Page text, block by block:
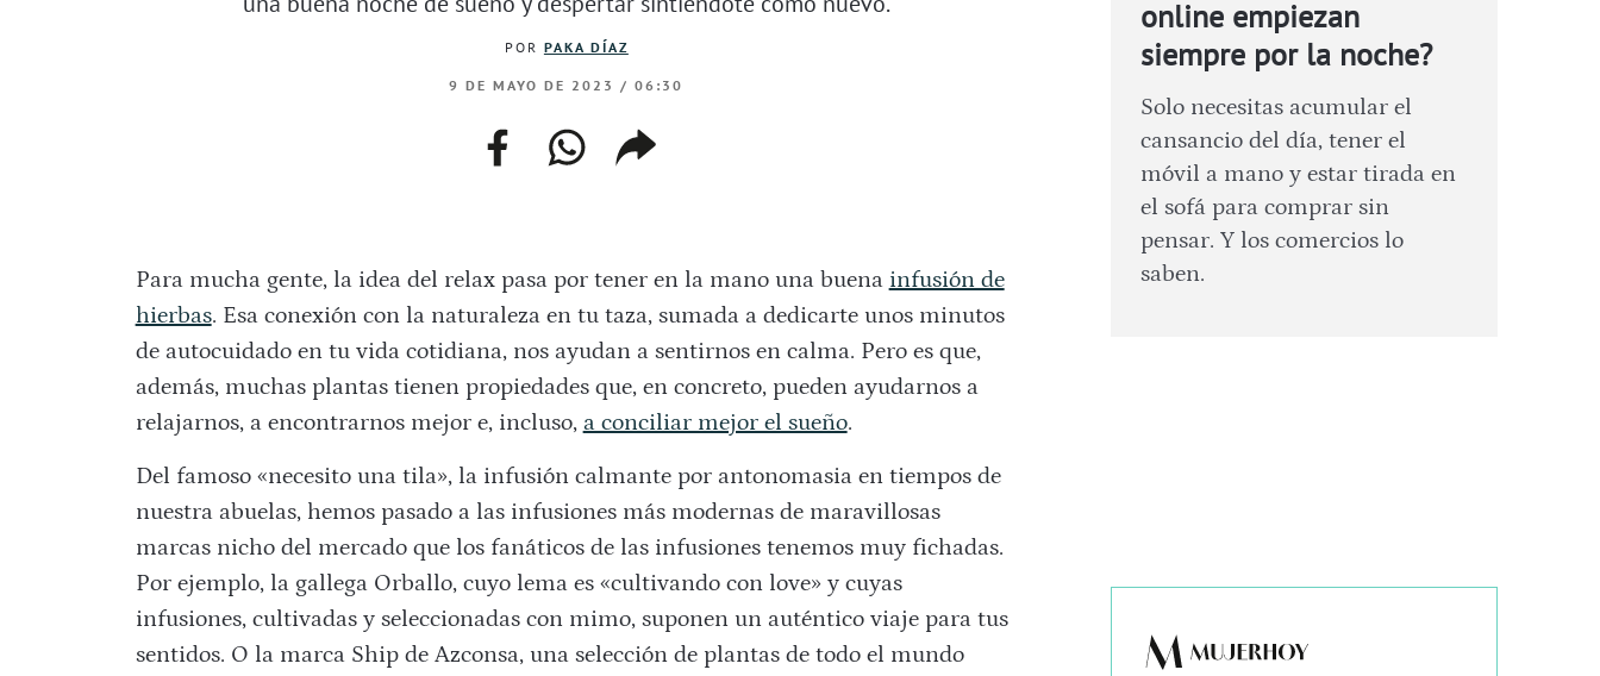
POR PAKA DÍAZ
9 DE MAYO DE 2023 / 06:30
facebookwhatsapp
web
copiar
enlace
Para mucha gente, la idea del relax pasa por tener en la mano una buena infusión de
hierbas. Esa conexión con la naturaleza en tu taza, sumada a dedicarte unos minutos
de autocuidado en tu vida cotidiana, nos ayudan a sentirnos en calma. Pero es que,
además, muchas plantas tienen propiedades que, en concreto, pueden ayudarnos a
relajarnos, a encontrarnos mejor e, incluso, a conciliar mejor el sueño.
Del famoso «necesito una tila», la infusión calmante por antonomasia en tiempos de
nuestra abuelas, hemos pasado a las infusiones más modernas de maravillosas
marcas nicho del mercado que los fanáticos de las infusiones tenemos muy fichadas.
Por ejemplo, la gallega Orballo, cuyo lema es «cultivando con love» y cuyas
infusiones, cultivadas y seleccionadas con mimo, suponen un auténtico viaje para tus
sentidos. O la marca Ship de Azconsa, una selección de plantas de todo el mundo
online empiezan
siempre por la noche?
Solo necesitas acumular el
cansancio del día, tener el
móvil a mano y estar tirada en
el sofá para comprar sin
pensar. Y los comercios lo
saben.